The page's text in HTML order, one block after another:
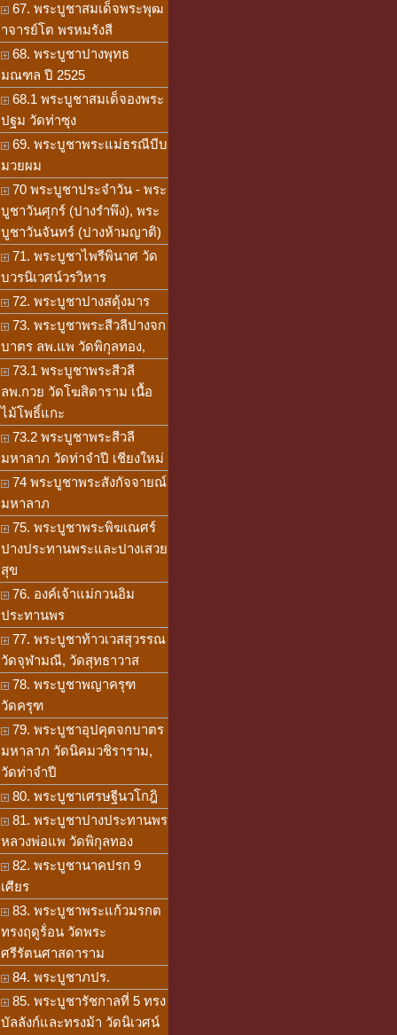
67. พระบูชาสมเด็จพระพุฒ
าจารย์โต พรหมรังสี
68. พระบูชาปางพุทธ
มณฑล ปี 2525
68.1 พระบูชาสมเด็จองพระ
ปฐม วัดท่าซุง
69. พระบูชาพระแม่ธรณีบีบ
มวยผม
70 พระบูชาประจำวัน - พระ
บูชาวันศุกร์ (ปางรำพึง), พระ
บูชาวันจันทร์ (ปางห้ามญาติ)
71. พระบูชาไพรีพินาศ วัด
บวรนิเวศน์วรวิหาร
72. พระบูชาปางสดุ้งมาร
73. พระบูชาพระสีวลีปางจก
บาตร ลพ.แพ วัดพิกุลทอง,
73.1 พระบูชาพระสีวลี
ลพ.กวย วัดโฆสิตาราม เนื้อ
ไม้โพธิ์แกะ
73.2 พระบูชาพระสีวลี
มหาลาภ วัดท่าจำปี เชียงใหม่
74 พระบูชาพระสังกัจจายณ์
มหาลาภ
75. พระบูชาพระพิฆเณศร์
ปางประทานพระและปางเสวย
สุข
76. องค์เจ้าแม่กวนอิม
ประทานพร
77. พระบูชาท้าวเวสสุวรรณ
วัดจุฬามณี, วัดสุทธาวาส
78. พระบูชาพญาครุฑ
วัดครุฑ
79. พระบูชาอุปคุตจกบาตร
มหาลาภ วัดนิคมวชิราราม,
วัดท่าจำปี
80. พระบูชาเศรษฐีนวโกฎิ
81. พระบูชาปางประทานพร
หลวงพ่อแพ วัดพิกุลทอง
82. พระบูชานาคปรก 9
เศียร
83. พระบูชาพระแก้วมรกต
ทรงฤดูร้่อน วัดพระ
ศรีรัตนศาสดาราม
84. พระบูชาภปร.
85. พระบูชารัชกาลที่ 5 ทรง
บัลลังก์และทรงม้า วัดนิเวศน์